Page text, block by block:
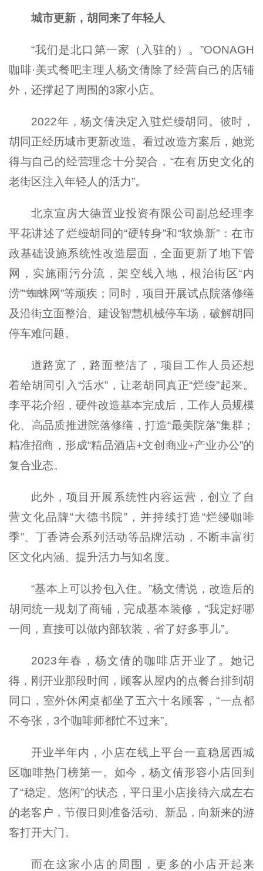
城市更新，胡同来了年轻人
“我们是北口第一家（入驻的）。”OONAGH
咖啡·美式餐吧主理人杨文倩除了经营自己的店铺
外，还撑起了周围的3家小店。
2022年，杨文倩决定入驻烂缦胡同。彼时，
胡同正经历城市更新改造。看过改造方案后，她觉
得与自己的经营理念十分契合，“在有历史文化的
老街区注入年轻人的活力”。
北京宣房大德置业投资有限公司副总经理李
平花讲述了烂缦胡同的“硬转身”和“软焕新”：在市
政基础设施系统性改造层面，全面更新了地下管
网，实施雨污分流，架空线入地，根治街区“内
涝”“蜘蛛网”等顽疾；同时，项目开展试点院落修缮
及沿街立面整治、建设智慧机械停车场，破解胡同
停车难问题。
道路宽了，路面整洁了，项目工作人员还想
着给胡同引入“活水”，让老胡同真正“烂缦”起来。
李平花介绍，硬件改造基本完成后，工作人员规模
化、高品质推进院落修缮，打造“最美院落”集群；
精准招商，形成“精品酒店+文创商业+产业办公”的
复合业态。
此外，项目开展系统性内容运营，创立了自
营文化品牌“大德书院”，并持续打造“烂缦咖啡
季”、丁香诗会系列活动等品牌活动，不断丰富街
区文化内涵、提升活力与知名度。
“基本上可以拎包入住。”杨文倩说，改造后的
胡同统一规划了商铺，完成基本装修，“我定好哪
一间，直接可以做内部软装，省了好多事儿”。
2023年春，杨文倩的咖啡店开业了。她记
得，刚开业那段时间，顾客从屋内的点餐台排到胡
同口，室外休闲桌都坐了五六十名顾客，“一点都
不夸张，3个咖啡师都忙不过来”。
开业半年内，小店在线上平台一直稳居西城
区咖啡热门榜第一。如今，杨文倩形容小店回到
了“稳定、悠闲”的状态，平日里小店接待六成左右
的老客户，节假日则准备活动、新品，向新来的游
客打开大门。
而在这家小店的周围，更多的小店开起来